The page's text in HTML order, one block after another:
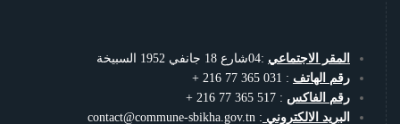
المقر الاجتماعي :04شارع 18 جانفي 1952 السبيخة
رقم الهاتف : 031 365 77 216 +
رقم الفاكس : 517 365 77 216 +
البريد الالكتروني : contact@commune-sbikha.gov.tn